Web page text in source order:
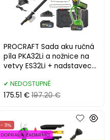
PROCRAFT Sada aku ručná
píla PKA32Li a nožnice na
vetvy ES32Li + nadstavec
NEDOSTUPNÉ
175.51 € 197.20 €
- 11%
DOPRAVA ZADARMO